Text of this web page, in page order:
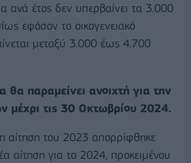
ανά έτος δεν υπερβαίνει τα 3.000
εφόσον το οικογενειακό
μεταξύ 3.000 έως 4.700
παραμείνει ανοιχτή για την
μέχρι τις 30 Οκτωβρίου 2024.
αίτηση του 2023 απορρίφθηκε
αίτηση για το 2024, προκειμένου